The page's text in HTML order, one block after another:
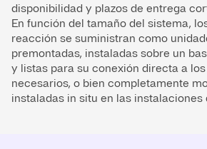
disponibilidad y plazos de entrega
En función del tamaño del sistema,
reacción se suministran como
premontadas, instaladas sobre un
y listas para su conexión directa a
necesarios, o bien completamente
instaladas in situ en las instalaciones